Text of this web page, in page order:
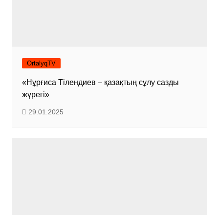
OrtalyqTV
«Нұрғиса Тілендиев – қазақтың сұлу сазды
жүрегі»
29.01.2025